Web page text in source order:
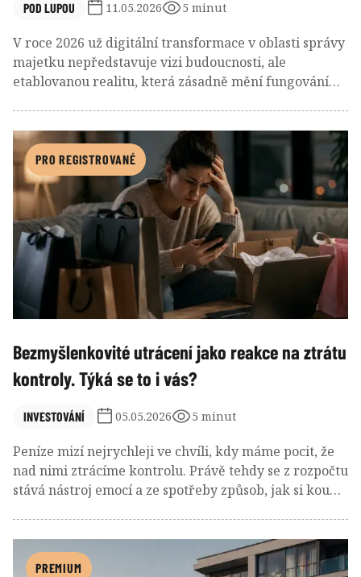
POD LUPOU 11.05.2026 5 minut
V roce 2026 už digitální transformace v oblasti správy
majetku nepředstavuje vizi budoucnosti, ale
etablovanou realitu, která zásadně mění fungování
Platforms) se staly klíčovým nástrojem pro finanční
instituce i individuální investory.
PRO REGISTROVANÉ
Bezmyšlenkovité utrácení jako reakce na ztrátu
kontroly. Týká se to i vás?
INVESTOVÁNÍ 05.05.2026 5 minut
Peníze mizí nejrychleji ve chvíli, kdy máme pocit, že
nad nimi ztrácíme kontrolu. Právě tehdy se z rozpočtu
stává nástroj emocí a ze spotřeby způsob, jak si koupit
obdobích nejistoty, kdy by naopak dávalo smysl
brzdit.
PREMIUM